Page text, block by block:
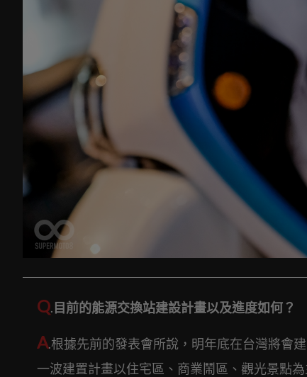
Q. 目前的能源交換站建設計畫以及進度如何？
A.根據先前的發表會所說，明年底在台灣將會
一波建置計畫以住宅區、商業鬧區、觀光景點